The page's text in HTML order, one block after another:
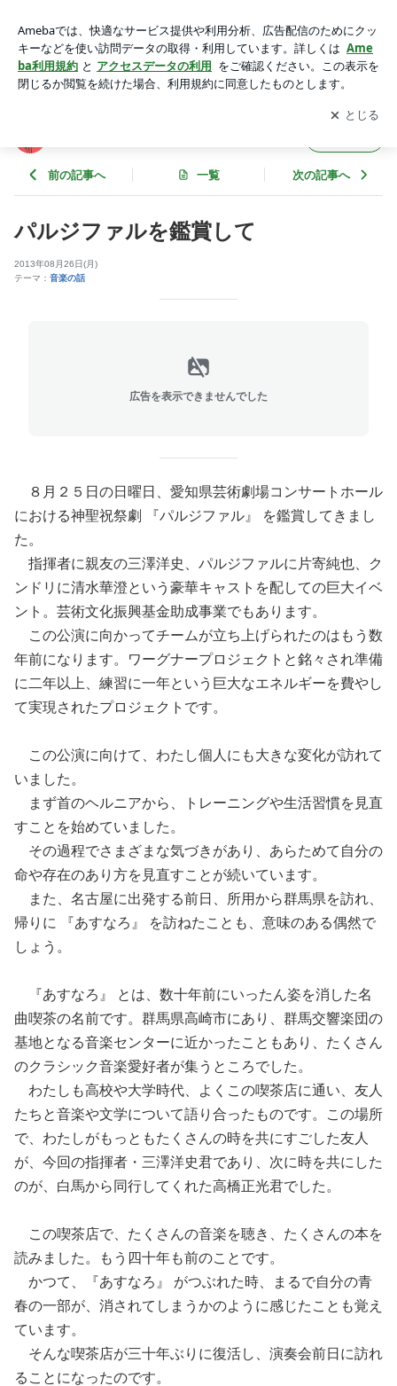
アプリをダウンロードして ブログの更新通知
を受け取りまし
ょう。
開く
前の記事へ 一覧 次の記事へ
パルジファルを鑑賞して
2013年08月26日(月)
テーマ： 音楽の話
広告を表示できませんでした
８月２５日の日曜日、愛知県芸術劇場コンサートホール
における神聖祝祭劇 『パルジファル』 を鑑賞してきまし
た。
指揮者に親友の三澤洋史、パルジファルに片寄純也、ク
ンドリに清水華澄という豪華キャストを配しての巨大イベ
ント。芸術文化振興基金助成事業でもあります。
この公演に向かってチームが立ち上げられたのはもう数
年前になります。ワーグナープロジェクトと銘々され準備
に二年以上、練習に一年という巨大なエネルギーを費やし
て実現されたプロジェクトです。
この公演に向けて、わたし個人にも大きな変化が訪れて
いました。
まず首のヘルニアから、トレーニングや生活習慣を見直
すことを始めていました。
その過程でさまざまな気づきがあり、あらためて自分の
命や存在のあり方を見直すことが続いています。
また、名古屋に出発する前日、所用から群馬県を訪れ、
帰りに 『あすなろ』 を訪ねたことも、意味のある偶然で
しょう。
『あすなろ』 とは、数十年前にいったん姿を消した名
曲喫茶の名前です。群馬県高崎市にあり、群馬交響楽団の
基地となる音楽センターに近かったこともあり、たくさん
のクラシック音楽愛好者が集うところでした。
わたしも高校や大学時代、よくこの喫茶店に通い、友人
たちと音楽や文学について語り合ったものです。この場所
で、わたしがもっともたくさんの時を共にすごした友人
が、今回の指揮者・三澤洋史君であり、次に時を共にした
のが、白馬から同行してくれた高橋正光君でした。
この喫茶店で、たくさんの音楽を聴き、たくさんの本を
読みました。もう四十年も前のことです。
かつて、『あすなろ』 がつぶれた時、まるで自分の青
春の一部が、消されてしまうかのように感じたことも覚え
ています。
そんな喫茶店が三十年ぶりに復活し、演奏会前日に訪れ
ることになったのです。